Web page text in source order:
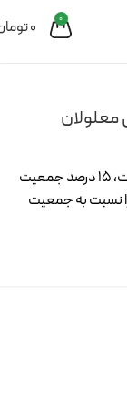
0
0
معلولان
حق زیستن بر اساس برآورد سازمان جهانی بهداشت، 15 درصد جمعیت
هستند، اگر همین 15 درصد را نسبت به جمعیت